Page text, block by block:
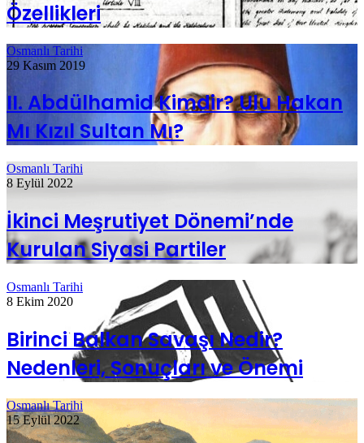
Özellikleri
Osmanlı Tarihi
29 Kasım 2019
II. Abdülhamid Kimdir? Ulu Hakan
Mı Kızıl Sultan Mı?
Osmanlı Tarihi
8 Eylül 2022
İkinci Meşrutiyet Dönemi’nde
Kurulan Siyasi Partiler
Osmanlı Tarihi
8 Ekim 2020
Birinci Balkan Savaşı Nedir?
Nedenleri, Sonuçları ve Önemi
Osmanlı Tarihi
15 Eylül 2022